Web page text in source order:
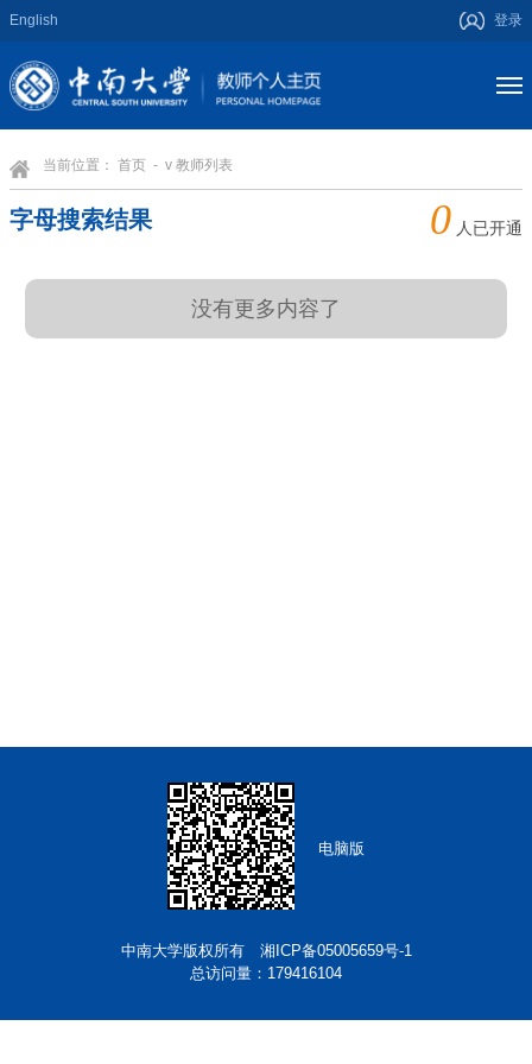
English 登录
当前位置： 首页 - v 教师列表
字母搜索结果 0 人已开通
没有更多内容了
电脑版
中南大学版权所有 湘ICP备05005659号-1
总访问量： 179416104